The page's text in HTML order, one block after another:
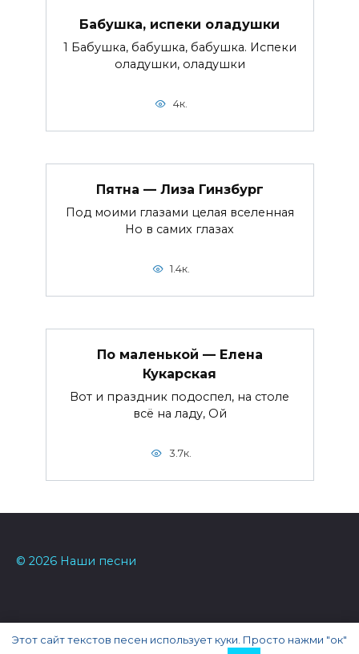
Бабушка, испеки оладушки
1 Бабушка, бабушка, бабушка. Испеки
оладушки, оладушки
4к.
Пятна — Лиза Гинзбург
Под моими глазами целая вселенная
Но в самих глазах
1.4к.
По маленькой — Елена
Кукарская
Вот и праздник подоспел, на столе
всё на ладу, Ой
3.7к.
© 2026 Наши песни
Этот сайт текстов песен использует куки. Просто нажми "ок"